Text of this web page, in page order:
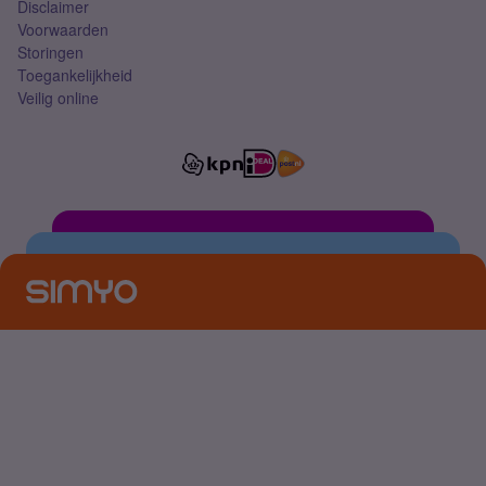
Disclaimer
Voorwaarden
Storingen
Toegankelijkheid
Veilig online